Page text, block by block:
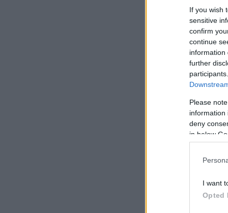
If you wish
sensitive
confirm
continue
information
further
Please
information
deny
in below
I want
Opted